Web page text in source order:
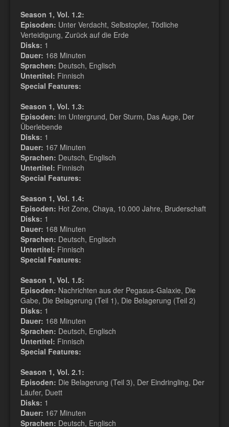
Season 1, Vol. 1.2:
Episoden: Unter Verdacht, Selbstopfer, Tödliche
Verteidigung, Zurück auf die Erde
Disks: 1
Dauer: 168 Minuten
Sprachen: Deutsch, Englisch
Untertitel: Finnisch
Special Features:
Season 1, Vol. 1.3:
Episoden: Im Untergrund, Der Sturm, Das Auge, Der
Überlebende
Disks: 1
Dauer: 167 Minuten
Sprachen: Deutsch, Englisch
Untertitel: Finnisch
Special Features:
Season 1, Vol. 1.4:
Episoden: Hot Zone, Chaya, 10.000 Jahre, Bruderschaft
Disks: 1
Dauer: 168 Minuten
Sprachen: Deutsch, Englisch
Untertitel: Finnisch
Special Features:
Season 1, Vol. 1.5:
Episoden: Nachrichten aus der Pegasus-Galaxie, Die
Gabe, Die Belagerung (Teil 1), Die Belagerung (Teil 2)
Disks: 1
Dauer: 168 Minuten
Sprachen: Deutsch, Englisch
Untertitel: Finnisch
Special Features:
Season 1, Vol. 2.1:
Episoden: Die Belagerung (Teil 3), Der Eindringling, Der
Läufer, Duett
Disks: 1
Dauer: 167 Minuten
Sprachen: Deutsch, Englisch